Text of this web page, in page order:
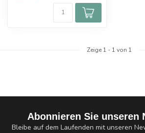
Zeige 1 - 1 von 1
Abonnieren Sie unseren
Bleibe auf dem Laufenden mit unseren